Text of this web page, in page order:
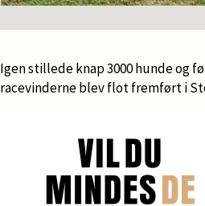
Igen stillede knap 3000 hunde og
racevinderne blev flot fremført i